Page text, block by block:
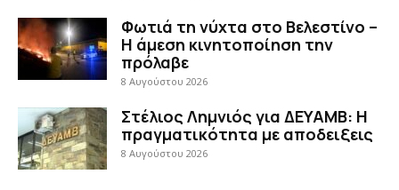
Φωτιά τη νύχτα στο Βελεστίνο –
Η άμεση κινητοποίηση την
πρόλαβε
8 Αυγούστου 2026
Στέλιος Λημνιός για ΔΕΥΑΜΒ: Η
πραγματικότητα με αποδειξεις
8 Αυγούστου 2026